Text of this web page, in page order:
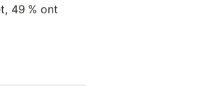
49 % ont